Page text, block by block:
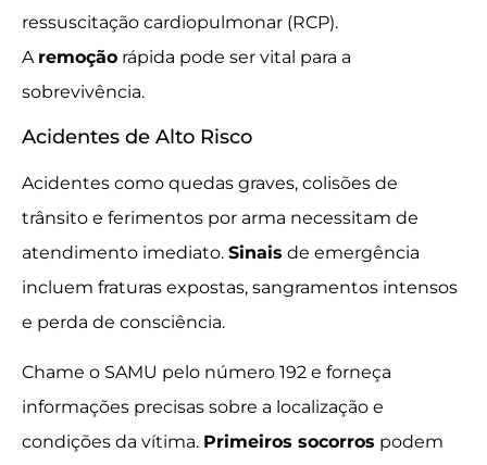
ressuscitação cardiopulmonar (RCP).
A remoção rápida pode ser vital para a
sobrevivência.
Acidentes de Alto Risco
Acidentes como quedas graves, colisões de
trânsito e ferimentos por arma necessitam de
atendimento imediato. Sinais de emergência
incluem fraturas expostas, sangramentos intensos
e perda de consciência.
Chame o SAMU pelo número 192 e forneça
informações precisas sobre a localização e
condições da vítima. Primeiros socorros podem